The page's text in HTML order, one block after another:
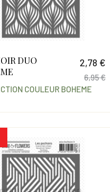
DUO
2,78 €
6,95 €
COULEUR BOHEME